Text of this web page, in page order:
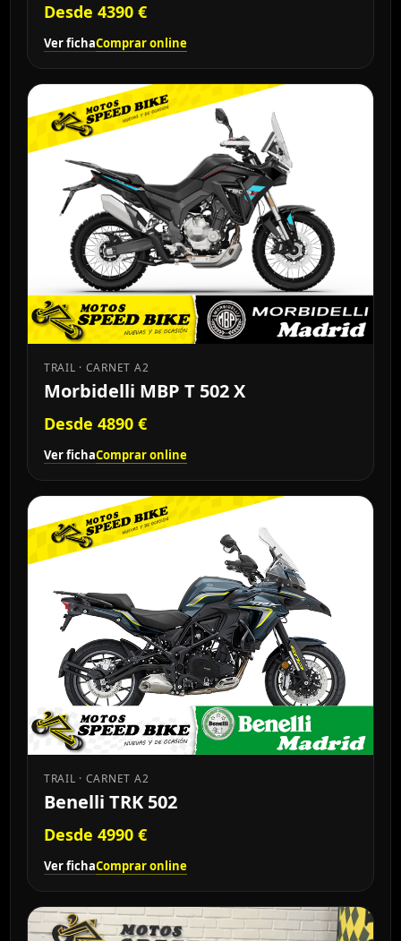
Desde 4390 €
Ver fichaComprar online
TRAIL · CARNET A2
Morbidelli MBP T 502 X
Desde 4890 €
Ver fichaComprar online
TRAIL · CARNET A2
Benelli TRK 502
Desde 4990 €
Ver fichaComprar online